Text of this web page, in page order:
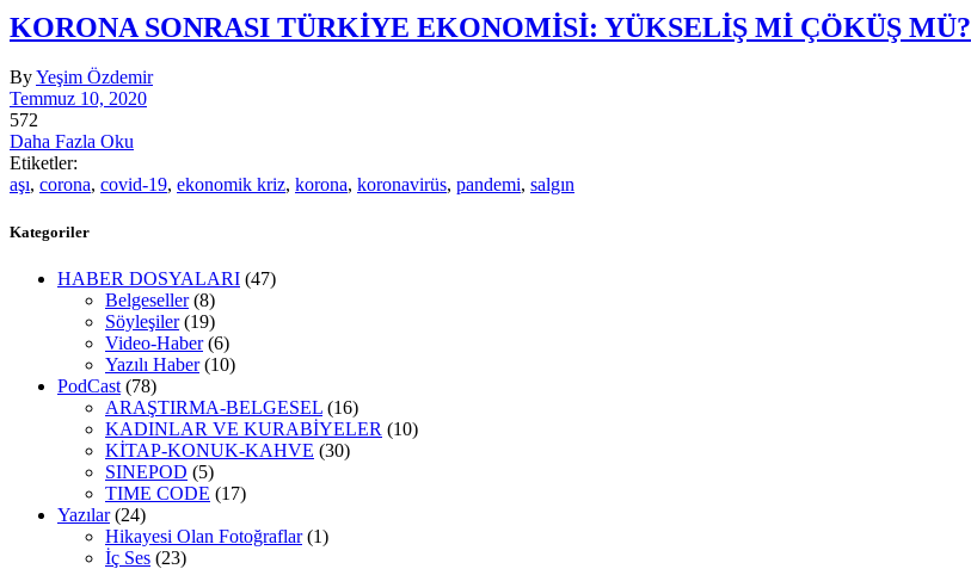
KORONA SONRASI TÜRKİYE EKONOMİSİ: YÜKSELİŞ Mİ ÇÖKÜŞ MÜ?
ByYeşim Özdemir
Temmuz 10, 2020
572
Daha Fazla Oku
Etiketler:
aşı, corona, covid-19, ekonomik kriz, korona, koronavirüs, pandemi, salgın
Kategoriler
HABER DOSYALARI (47)
Belgeseller(8)
Söyleşiler(19)
Video-Haber(6)
Yazılı Haber(10)
PodCast (78)
ARAŞTIRMA-BELGESEL (16)
KADINLAR VE KURABİYELER (10)
KİTAP-KONUK-KAHVE (30)
SINEPOD (5)
TIME CODE (17)
Yazılar(24)
Hikayesi Olan Fotoğraflar(1)
İç Ses (23)